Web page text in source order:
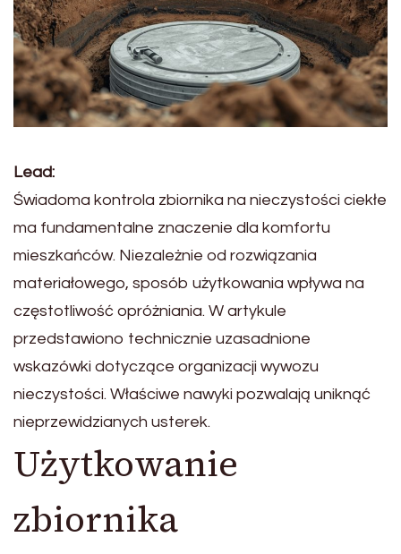
Lead:
Świadoma kontrola zbiornika na nieczystości ciekłe
ma fundamentalne znaczenie dla komfortu
mieszkańców. Niezależnie od rozwiązania
materiałowego, sposób użytkowania wpływa na
częstotliwość opróżniania. W artykule
przedstawiono technicznie uzasadnione
wskazówki dotyczące organizacji wywozu
nieczystości. Właściwe nawyki pozwalają uniknąć
nieprzewidzianych usterek.
Użytkowanie
zbiornika